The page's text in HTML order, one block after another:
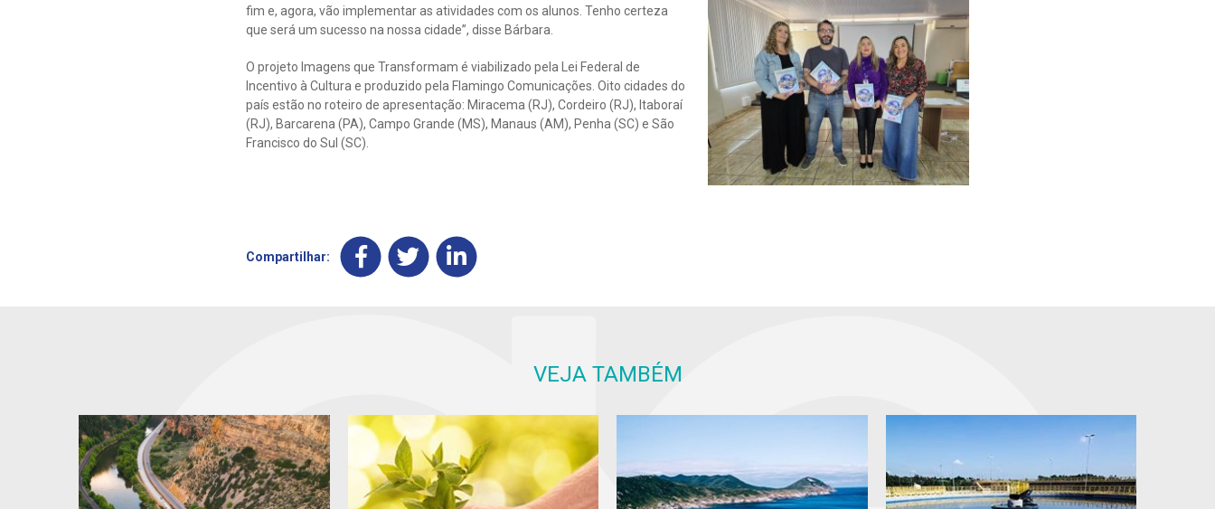
fim e, agora, vão implementar as atividades com os alunos. Tenho certeza
que será um sucesso na nossa cidade”, disse Bárbara.
O projeto Imagens que Transformam é viabilizado pela Lei Federal de
Incentivo à Cultura e produzido pela Flamingo Comunicações. Oito cidades do
país estão no roteiro de apresentação: Miracema (RJ), Cordeiro (RJ), Itaboraí
(RJ), Barcarena (PA), Campo Grande (MS), Manaus (AM), Penha (SC) e São
Francisco do Sul (SC).
Compartilhar:
VEJA TAMBÉM